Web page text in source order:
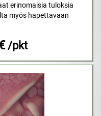
erinomaisia tuloksia
myös hapettavaan
/pkt